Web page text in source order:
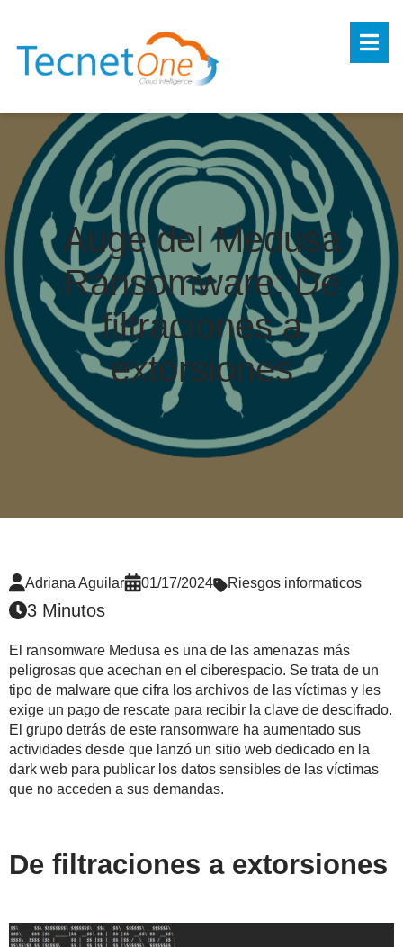
Auge del Medusa
Ransomware: De
filtraciones a
extorsiones
Adriana Aguilar 01/17/2024 Riesgos informaticos
3 Minutos
El ransomware Medusa es una de las amenazas más
peligrosas que acechan en el ciberespacio. Se trata de un
tipo de malware que cifra los archivos de las víctimas y les
exige un pago de rescate para recibir la clave de descifrado.
El grupo detrás de este ransomware ha aumentado sus
actividades desde que lanzó un sitio web dedicado en la
dark web para publicar los datos sensibles de las víctimas
que no acceden a sus demandas.
De filtraciones a extorsiones